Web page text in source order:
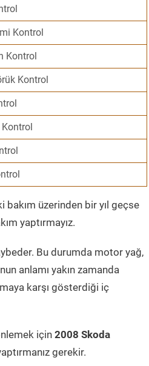
Kontrol
Kontrol
Kontrol
Kontrol
bakım üzerinden bir yıl geçse
yaptırmayız.
Bu durumda motor yağ,
anlamı yakın zamanda
karşı gösterdiği iç
için 2008 Skoda
gerekir.